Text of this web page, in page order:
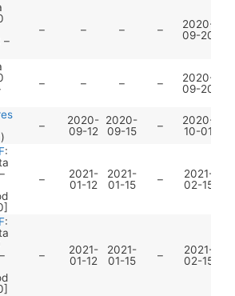
–
– – – –
2020-
09-20
– – – –
2020-
09-20
–
2020-
09-12
2020-
09-15
–
2020-
10-01
:
–
2021-
01-12
2021-
01-15
–
2021-
02-15
:
–
2021-
01-12
2021-
01-15
–
2021-
02-15